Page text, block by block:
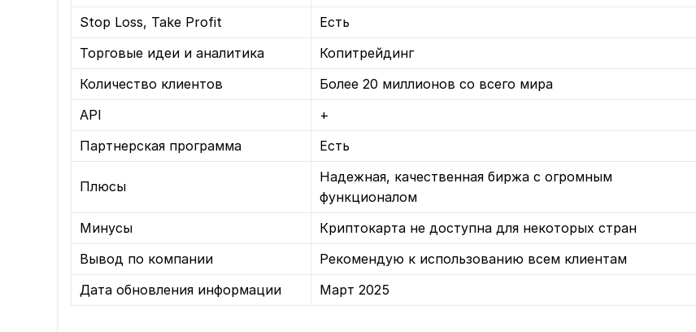
Stop Loss, Take Profit
Есть
Торговые идеи и аналитика
Копитрейдинг
Количество клиентов
Более 20 миллионов со всего мира
API
+
Партнерская программа
Есть
Плюсы
Надежная, качественная биржа с огромным
функционалом
Минусы
Криптокарта не доступна для некоторых стран
Вывод по компании
Рекомендую к использованию всем клиентам
Дата обновления информации
Март 2025